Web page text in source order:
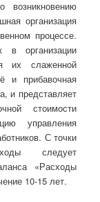
организация
процессе.
в организации
их слаженной
и прибавочная
и представляет
стоимости
управления
С точки
следует
«Расходы
10-15 лет.